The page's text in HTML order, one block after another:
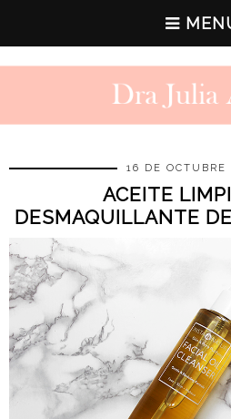
16 DE OCTUBRE
ACEITE
DESMAQUILLANTE